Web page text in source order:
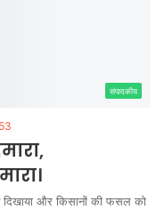
संपादकीय
दिखाया और किसानों की फसल को